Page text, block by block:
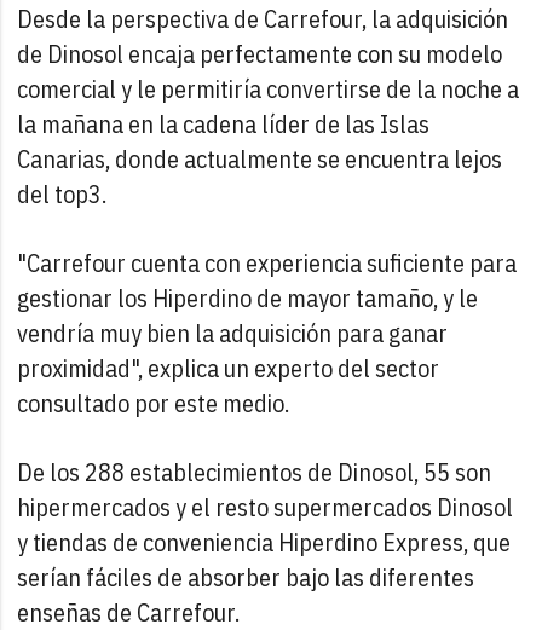
Desde la perspectiva de Carrefour, la adquisición
de Dinosol encaja perfectamente con su modelo
comercial y le permitiría convertirse de la noche a
la mañana en la cadena líder de las Islas
Canarias, donde actualmente se encuentra lejos
del top3.
"Carrefour cuenta con experiencia suficiente para
gestionar los Hiperdino de mayor tamaño, y le
vendría muy bien la adquisición para ganar
proximidad", explica un experto del sector
consultado por este medio.
De los 288 establecimientos de Dinosol, 55 son
hipermercados y el resto supermercados Dinosol
y tiendas de conveniencia Hiperdino Express, que
serían fáciles de absorber bajo las diferentes
enseñas de Carrefour.